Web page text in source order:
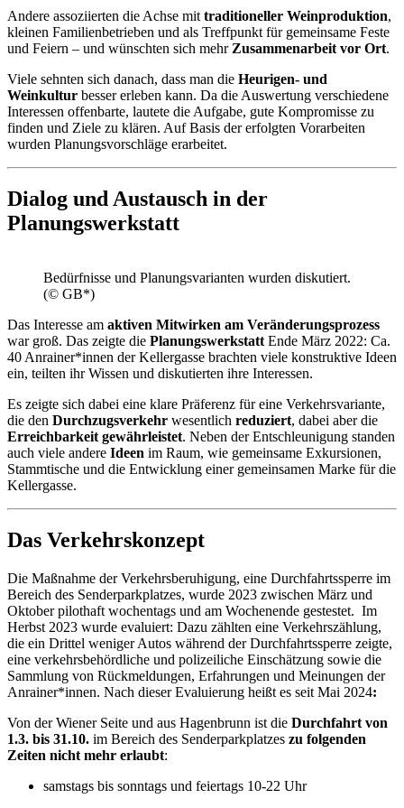
Andere assoziierten die Achse mit traditioneller Weinproduktion,
kleinen Familienbetrieben und als Treffpunkt für gemeinsame Feste
und Feiern – und wünschten sich mehr Zusammenarbeit vor Ort.
Viele sehnten sich danach, dass man die Heurigen- und
Weinkultur besser erleben kann. Da die Auswertung verschiedene
Interessen offenbarte, lautete die Aufgabe, gute Kompromisse zu
finden und Ziele zu klären. Auf Basis der erfolgten Vorarbeiten
wurden Planungsvorschläge erarbeitet.
Dialog und Austausch in der
Planungswerkstatt
Bedürfnisse und Planungsvarianten wurden diskutiert.
(© GB*)
Das Interesse am aktiven Mitwirken am Veränderungsprozess
war groß. Das zeigte die Planungswerkstatt Ende März 2022: Ca.
40 Anrainer*innen der Kellergasse brachten viele konstruktive Ideen
ein, teilten ihr Wissen und diskutierten ihre Interessen.
Es zeigte sich dabei eine klare Präferenz für eine Verkehrsvariante,
die den Durchzugsverkehr wesentlich reduziert, dabei aber die
Erreichbarkeit gewährleistet. Neben der Entschleunigung standen
auch viele andere Ideen im Raum, wie gemeinsame Exkursionen,
Stammtische und die Entwicklung einer gemeinsamen Marke für die
Kellergasse.
Das Verkehrskonzept
Die Maßnahme der Verkehrsberuhigung, eine Durchfahrtssperre im
Bereich des Senderparkplatzes, wurde 2023 zwischen März und
Oktober pilothaft wochentags und am Wochenende gestestet. Im
Herbst 2023 wurde evaluiert: Dazu zählten eine Verkehrszählung,
die ein Drittel weniger Autos während der Durchfahrtssperre zeigte,
eine verkehrsbehördliche und polizeiliche Einschätzung sowie die
Sammlung von Rückmeldungen, Erfahrungen und Meinungen der
Anrainer*innen. Nach dieser Evaluierung heißt es seit Mai 2024:
Von der Wiener Seite und aus Hagenbrunn ist die Durchfahrt von
1.3. bis 31.10. im Bereich des Senderparkplatzes zu folgenden
Zeiten nicht mehr erlaubt:
samstags bis sonntags und feiertags 10-22 Uhr